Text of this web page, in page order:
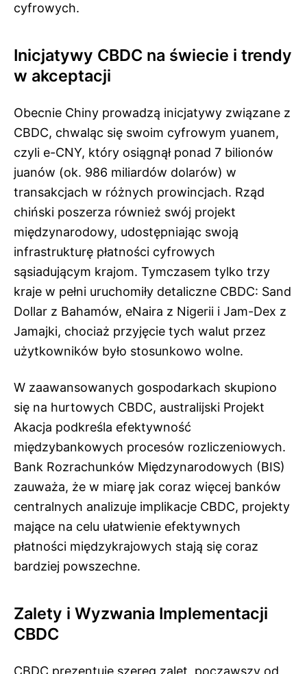
cyfrowych.
Inicjatywy CBDC na świecie i trendy
w akceptacji
Obecnie Chiny prowadzą inicjatywy związane z
CBDC, chwaląc się swoim cyfrowym yuanem,
czyli e-CNY, który osiągnął ponad 7 bilionów
juanów (ok. 986 miliardów dolarów) w
transakcjach w różnych prowincjach. Rząd
chiński poszerza również swój projekt
międzynarodowy, udostępniając swoją
infrastrukturę płatności cyfrowych
sąsiadującym krajom. Tymczasem tylko trzy
kraje w pełni uruchomiły detaliczne CBDC: Sand
Dollar z Bahamów, eNaira z Nigerii i Jam-Dex z
Jamajki, chociaż przyjęcie tych walut przez
użytkowników było stosunkowo wolne.
W zaawansowanych gospodarkach skupiono
się na hurtowych CBDC, australijski Projekt
Akacja podkreśla efektywność
międzybankowych procesów rozliczeniowych.
Bank Rozrachunków Międzynarodowych (BIS)
zauważa, że w miarę jak coraz więcej banków
centralnych analizuje implikacje CBDC, projekty
mające na celu ułatwienie efektywnych
płatności międzykrajowych stają się coraz
bardziej powszechne.
Zalety i Wyzwania Implementacji
CBDC
CBDC prezentuje szereg zalet, począwszy od